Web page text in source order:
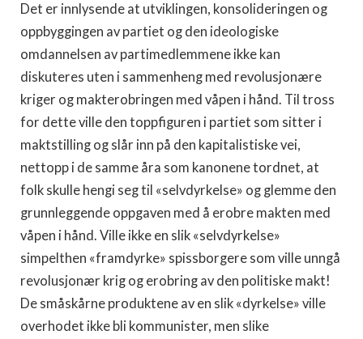
Det er innlysende at utviklingen, konsolideringen og
oppbyggingen av partiet og den ideologiske
omdannelsen av partimedlemmene ikke kan
diskuteres uten i sammenheng med revolusjonære
kriger og makterobringen med våpen i hånd. Til tross
for dette ville den toppfiguren i partiet som sitter i
maktstilling og slår inn på den kapitalistiske vei,
nettopp i de samme åra som kanonene tordnet, at
folk skulle hengi seg til «selvdyrkelse» og glemme den
grunnleggende oppgaven med å erobre makten med
våpen i hånd. Ville ikke en slik «selvdyrkelse»
simpelthen «framdyrke» spissborgere som ville unngå
revolusjonær krig og erobring av den politiske makt!
De småskårne produktene av en slik «dyrkelse» ville
overhodet ikke bli kommunister, men slike